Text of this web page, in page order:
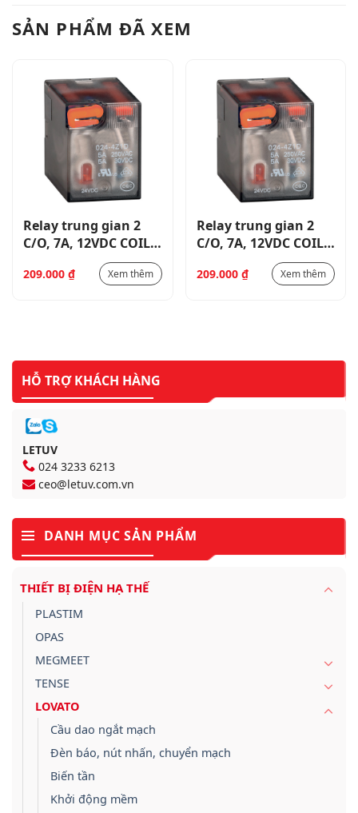
SẢN PHẨM ĐÃ XEM
Relay trung gian 2
C/O, 7A, 12VDC COIL,
209.000 ₫ Xem thêm
Relay trung gian 2
C/O, 7A, 12VDC COIL,
209.000 ₫ Xem thêm
HỖ TRỢ KHÁCH HÀNG
LETUV
024 3233 6213
ceo@letuv.com.vn
DANH MỤC SẢN PHẨM
THIẾT BỊ ĐIỆN HẠ THẾ
PLASTIM
OPAS
MEGMEET
TENSE
LOVATO
Cầu dao ngắt mạch
Đèn báo, nút nhấn, chuyển mạch
Biến tần
Khởi động mềm